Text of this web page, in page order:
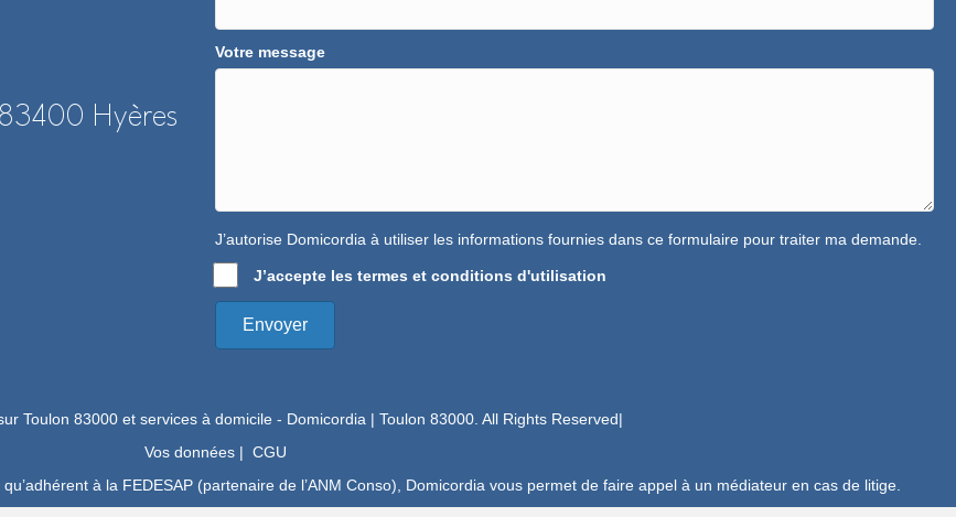
Hyères
Votre message
J’autorise Domicordia à utiliser les informations fournies dans ce formulaire pour traiter ma demande.
J’accepte les termes et conditions d'utilisation
Envoyer
Toulon 83000 et services à domicile - Domicordia | Toulon 83000. All Rights Reserved|
Vos données| CGU
à la FEDESAP (partenaire de l’ANM Conso), Domicordia vous permet de faire appel à un médiateur en cas de litige.